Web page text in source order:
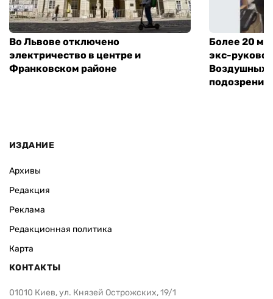
Во Львове отключено
электричество в центре и
Франковском районе
Более 20
экс-
Воздушных
подозрение
ИЗДАНИЕ
Архивы
Редакция
Реклама
Редакционная политика
Карта
КОНТАКТЫ
01010 Киев, ул. Князей Острожских, 19/1